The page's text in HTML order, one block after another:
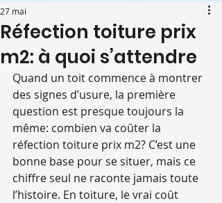
Réfection toiture prix
m2: à quoi s’attendre
27 mai
Quand un toit commence à montrer
des signes d’usure, la première
question est presque toujours la
même: combien va coûter la
réfection toiture prix m2? C’est une
bonne base pour se situer, mais ce
chiffre seul ne raconte jamais toute
l’histoire. En toiture, le vrai coût